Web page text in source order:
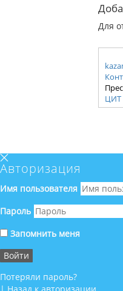
Для
ЦИТ
Авторизация
Имя пользователя
Пароль
Запомнить меня
Потеряли пароль?
| Назад к авторизации